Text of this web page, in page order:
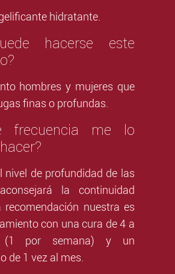
hidratante.
hacerse este
hombres y mujeres que
finas o profundas.
frecuencia me lo
nivel de profundidad de las
la continuidad
recomendación nuestra es
con una cura de 4 a
(1 por semana) y un
de 1 vez al mes.